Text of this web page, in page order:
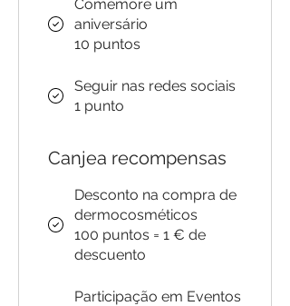
Comemore um
aniversário
10 puntos
Seguir nas redes sociais
1 punto
Canjea recompensas
Desconto na compra de
dermocosméticos
100 puntos = 1 € de
descuento
Participação em Eventos